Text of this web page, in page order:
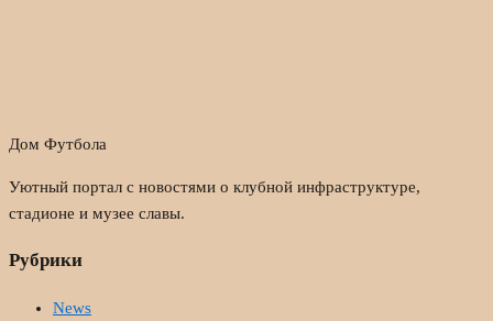
Дом Футбола
Уютный портал с новостями о клубной инфраструктуре,
стадионе и музее славы.
Рубрики
News